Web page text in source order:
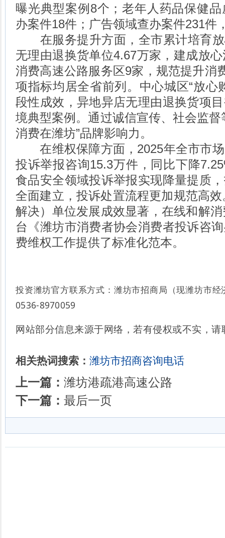
曝光典型案例8个；老年人药品保健
办案件18件；广告领域查办案件231件
在服务提升方面，全市累计培育放
无理由退换货单位4.67万家，建成放
消费高速公路服务区9家，规范提升消
项指标均居全省前列。中心城区“放心
段性成效，异地异店无理由退换货项
境典型案例。通过诚信宣传、社会监督
消费在潍坊”品牌影响力。
在维权保障方面，2025年全市市场
投诉举报咨询15.3万件，同比下降
食品安全领域投诉举报实现降量提质
全面建立，投诉处置流程更加规范高
解决）单位发展成效显著，在线和解
台《潍坊市消费者协会消费者投诉咨
费维权工作提供了标准化范本。
投资潍坊官方联系方式： 潍坊市招商局 （现潍坊市
0536-8970059
网站部分信息来源于网络，若有侵权或不实，请
相关热词搜索： 潍坊市招商咨询电话
上一篇： 潍坊港疏港高速公路
下一篇： 最后一页